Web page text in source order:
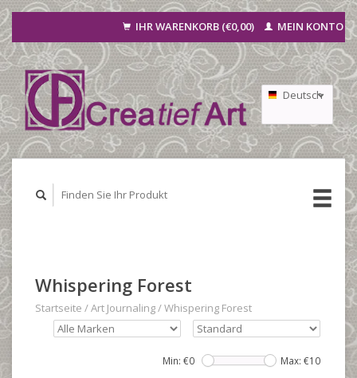
IHR WARENKORB (€0,00) MEIN KONTO
Deutsch
Nederlands
Whispering Forest
Startseite /Art Journaling/Whispering Forest
Min: €0 Max: €10